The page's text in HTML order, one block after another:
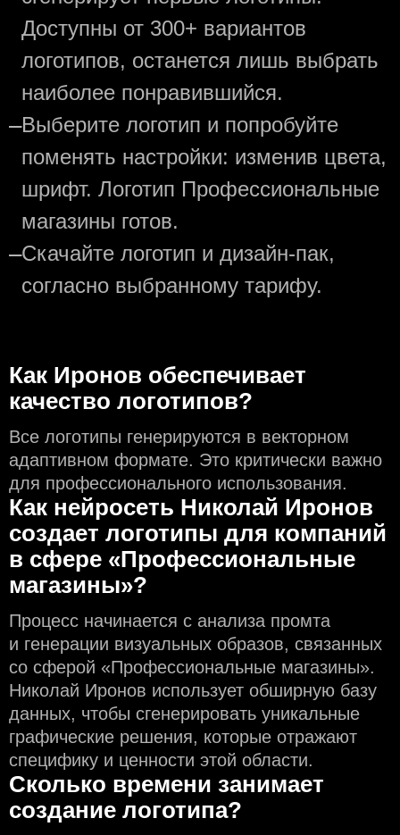
Доступны от 300+ вариантов
логотипов, останется лишь выбрать
наиболее понравившийся.
—Выберите логотип и попробуйте
поменять настройки: изменив цвета,
шрифт. Логотип Профессиональные
магазины готов.
—Скачайте логотип и дизайн-пак,
согласно выбранному тарифу.
Как Иронов обеспечивает
качество логотипов?
Все логотипы генерируются в векторном
адаптивном формате. Это критически важно
для профессионального использования.
Как нейросеть Николай Иронов
создаeт логотипы для компаний
в сфере «Профессиональные
магазины»?
Процесс начинается с анализа промта
и генерации визуальных образов, связанных
со сферой «Профессиональные магазины».
Николай Иронов использует обширную базу
данных, чтобы сгенерировать уникальные
графические решения, которые отражают
специфику и ценности этой области.
Сколько времени занимает
создание логотипа?